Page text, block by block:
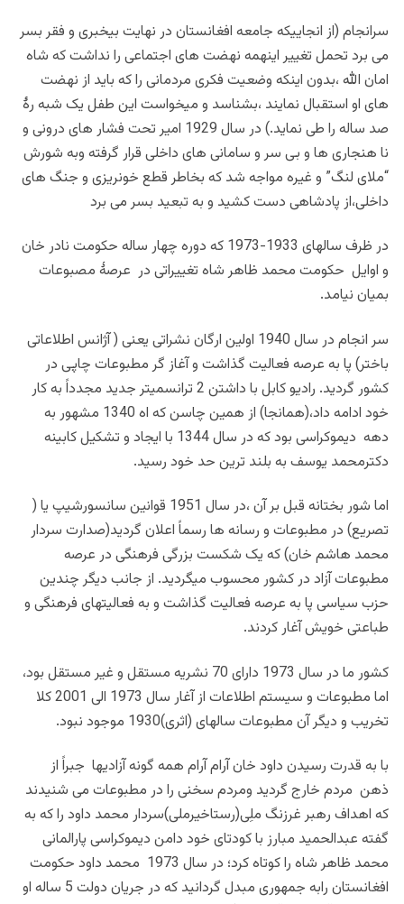
سرانجام (از انجاییکه جامعه افغانستان در نهایت بیخبری و فقر بسر
می برد تحمل تغییر اینهمه نهضت های اجتماعی را نداشت که شاه
امان الله ،بدون اینکه وضعیت فکری مردمانی را که باید از نهضت
های او استقبال نمایند ،بشناسد و میخواست این طفل یک شبه رۀ
صد ساله را طی نماید.) در سال 1929 امیر تحت فشار های درونی و
نا هنجاری ها و بی سر و سامانی های داخلی قرار گرفته وبه شورش
“ملای لنگ” و غیره مواجه شد که بخاطر قطع خونریزی و جنگ های
داخلی،از پادشاهی دست کشید و به تبعید بسر می برد
در ظرف سالهای 1933-1973 که دوره چهار ساله حکومت نادر خان
و اوایل حکومت محمد ظاهر شاه تغییراتی در عرصۀ مصبوعات
بمیان نیامد.
سر انجام در سال 1940 اولین ارگان نشراتی یعنی ( آژانس اطلاعاتی
باختر) پا به عرصه فعالیت گذاشت و آغاز گر مطبوعات چاپی در
کشور گردید. رادیو کابل با داشتن 2 ترانسمیتر جدید مجدداً به کار
خود ادامه داد،(همانجا) از همین چاسن که اه 1340 مشهور به
دهه دیموکراسی بود که در سال 1344 با ایجاد و تشکیل کابینه
دکترمحمد یوسف به بلند ترین حد خود رسید.
اما شور بختانه قبل بر آن ،در سال 1951 قوانین سانسورشیپ یا (
تصریع) در مطبوعات و رسانه ها رسماً اعلان گردید(صدارت سردار
محمد هاشم خان) که یک شکست بزرگی فرهنگی در عرصه
مطبوعات آزاد در کشور محسوب میگردید. از جانب دیگر چندین
حزب سیاسی پا به عرصه فعالیت گذاشت و به فعالیتهای فرهنگی و
طباعتی خویش آغار کردند.
کشور ما در سال 1973 دارای 70 نشریه مستقل و غیر مستقل بود،
اما مطبوعات و سیستم اطلاعات از آغار سال 1973 الی 2001 کلا
تخریب و دیگر آن مطبوعات سالهای (اثری)1930 موجود نبود.
با به قدرت رسیدن داود خان آرام آرام همه گونه آزادیها جبراً از
ذهن مردم خارج گردید ومردم سخنی را در مطبوعات می شنیدند
که اهداف رهبر غرزنگ ملِی(رستاخیرملی)سردار محمد داود را که به
گفته عبدالحمید مبارز با کودتای خود دامن دیموکراسی پارالمانی
محمد ظاهر شاه را کوتاه کرد؛ در سال 1973 محمد داود حکومت
افغانستان رابه جمهوری مبدل گردانید که در جریان دولت 5 ساله او